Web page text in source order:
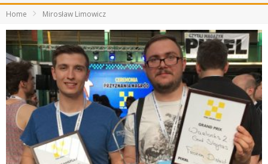
Home Mirosław Limowicz